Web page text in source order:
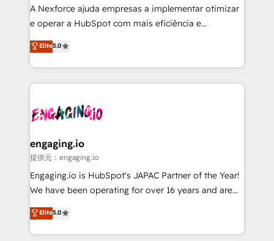
HubSpot with LinkedIn, WhatsApp, email, paid
media, and AI voice to drive pipeline. 🤖 AI Custom
prospecting, follow-ups, service triage, and
knowledge retrieval—built in HubSpot. ⚡ Fast-Track
advanced optimization & adoption 📍 São Paulo, BR
• Des Moines, IA • New York, NY
A Nexforce ajuda empresas a implementar otimizar
e operar a HubSpot com mais eficiência e
previsibilidade de receita. Combinamos Revenue
Operations (RevOps) e Inteligência Artificial para
estruturar processos integrar sistemas organizar
dados e automatizar operações. O objetivo é
operacional de receita conectando equipes
Também somos distribuidores oficiais da HubSpot
e de mais de 150 softwares globais permitindo
contratar e pagar a HubSpot em reais com nota
fiscal no Brasil e gerar economia de até 50% na
Oferecemos ainda agentes de IA especializados em
HubSpot que automatizam tarefas executam rotinas
Elite5.0
engaging.io
提供元：engaging.io
Engaging.io is HubSpot's JAPAC Partner of the Year!
We have been operating for over 16 years and are
one of HubSpot's most experienced and technically
capable Agency Partners globally. We specialise in
complex CRM migrations, implementations,
Elite5.0